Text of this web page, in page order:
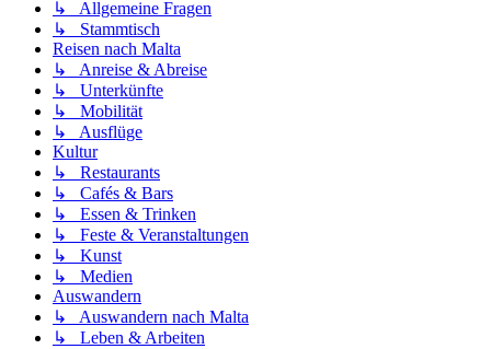
↳ Allgemeine Fragen
↳ Stammtisch
Reisen nach Malta
↳ Anreise & Abreise
↳ Unterkünfte
↳ Mobilität
↳ Ausflüge
Kultur
↳ Restaurants
↳ Cafés & Bars
↳ Essen & Trinken
↳ Feste & Veranstaltungen
↳ Kunst
↳ Medien
Auswandern
↳ Auswandern nach Malta
↳ Leben & Arbeiten